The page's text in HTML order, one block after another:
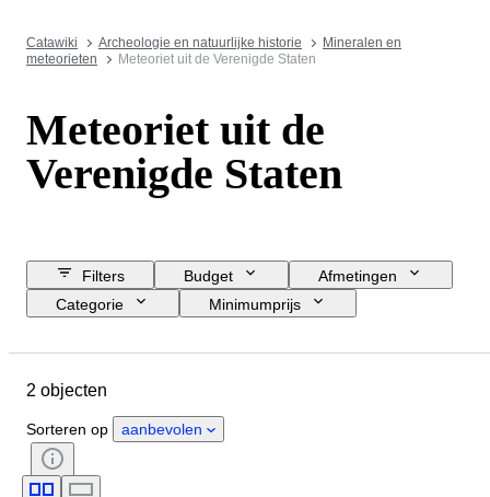
Catawiki Archeologie en natuurlijke historie
Mineralen en
meteorieten
Meteoriet uit de Verenigde Staten
Meteoriet uit de
Verenigde Staten
Filters Budget
Afmetingen
Categorie
Minimumprijs
2 objecten
Sorteren op aanbevolen